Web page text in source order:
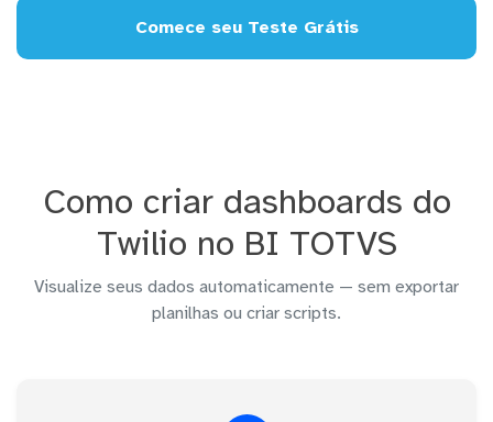
Comece seu Teste Grátis
Como criar dashboards do
Twilio no BI TOTVS
Visualize seus dados automaticamente — sem exportar
planilhas ou criar scripts.